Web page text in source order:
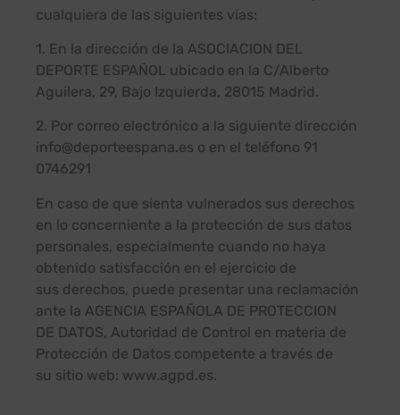
cualquiera de las siguientes vías:
1. En la dirección de la ASOCIACION DEL
DEPORTE ESPAÑOL ubicado en la C/Alberto
Aguilera, 29, Bajo Izquierda, 28015 Madrid.
2. Por correo electrónico a la siguiente dirección
info@deporteespana.es o en el teléfono 91
0746291
En caso de que sienta vulnerados sus derechos
en lo concerniente a la protección de sus datos
personales, especialmente cuando no haya
obtenido satisfacción en el ejercicio de
sus derechos, puede presentar una reclamación
ante la AGENCIA ESPAÑOLA DE PROTECCION
DE DATOS, Autoridad de Control en materia de
Protección de Datos competente a través de
su sitio web: www.agpd.es.